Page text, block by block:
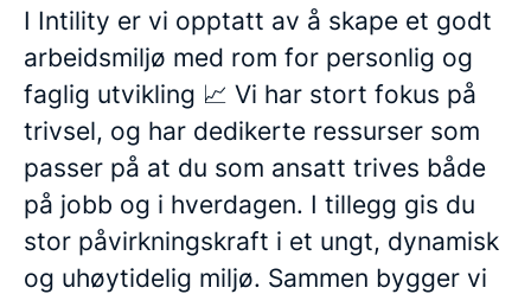
I Intility er vi opptatt av å skape et godt
arbeidsmiljø med rom for personlig og
faglig utvikling 📈 Vi har stort fokus på
trivsel, og har dedikerte ressurser som
passer på at du som ansatt trives både
på jobb og i hverdagen. I tillegg gis du
stor påvirkningskraft i et ungt, dynamisk
og uhøytidelig miljø. Sammen bygger vi